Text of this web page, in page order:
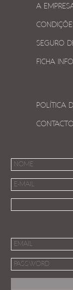
A
SEGURO
FICHA
POLÍTICA